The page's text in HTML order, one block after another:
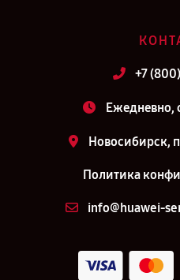
+7
Ежедневно,
Новосибирск,
Политика
info@huawei-